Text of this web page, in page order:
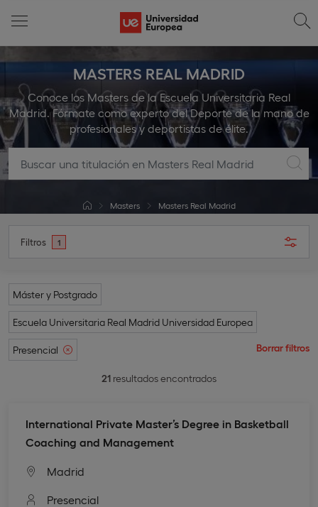
MASTERS REAL MADRID
Conoce los Masters de la Escuela Universitaria Real
Madrid. Fórmate como experto del Deporte de la mano de
profesionales y deportistas de élite.
Masters Masters Real Madrid
Filtros 1
Máster y Postgrado
Escuela Universitaria Real Madrid Universidad Europea
Presencial Borrar filtros
21 resultados encontrados
International Private Master’s Degree in Basketball
Coaching and Management
Madrid
Presencial